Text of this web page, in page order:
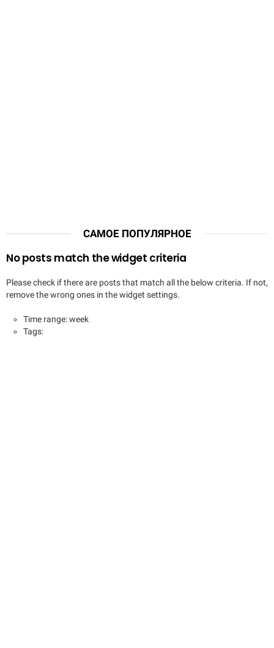
САМОЕ ПОПУЛЯРНОЕ
No posts match the widget criteria
Please check if there are posts that match all the below criteria. If not,
remove the wrong ones in the widget settings.
Time range: week
Tags: